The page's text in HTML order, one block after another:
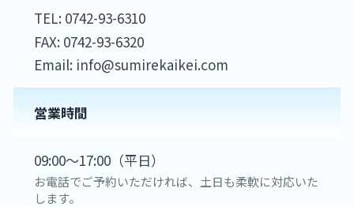
TEL: 0742-93-6310
FAX: 0742-93-6320
Email: info@sumirekaikei.com
営業時間
09:00〜17:00（平日）
お電話でご予約いただければ、土日も柔軟に対応いた
します。